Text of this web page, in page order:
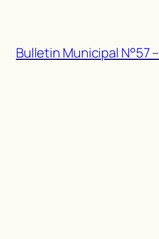
Bulletin Municipal N°57